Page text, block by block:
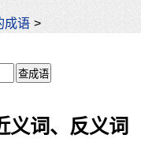
成语 >
义词、反义词